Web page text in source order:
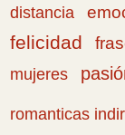
distancia
felicidad
mujeres
romanticas